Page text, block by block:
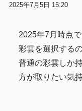
2025年7月5日 15:20
2025年7月時点
彩雲を選択する
普通の彩雲しか
方が取りたい気